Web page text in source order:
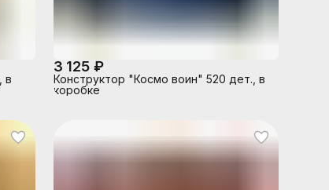
в
3 125 ₽
Конструктор "Космо воин" 520 дет., в
коробке